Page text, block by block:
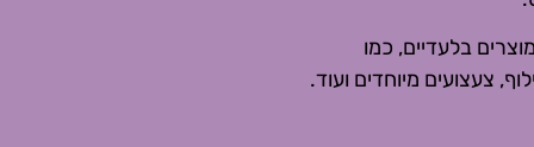
בלעדיים, כמו
צעצועים מיוחדים ועוד.